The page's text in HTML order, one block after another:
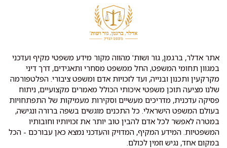
אתר אדלר, ברגמן, גור ושות' מהווה מקור מידע משפטי מקיף ועדכני
במגוון תחומי המשפט, החל ממשפט מסחרי ותאגידים, דרך דיני
מקרקעין ותכנון ובנייה, ועד לזכויות אדם ומשפט ציבורי. הפלטפורמה
שלנו מציעה תוכן משפטי איכותי הכולל מאמרים מקצועיים, ניתוח
פסיקה עדכנית, מדריכים מעשיים וסקירות מעמיקות של התפתחויות
בעולם המשפט הישראלי. כל התכנים מוגשים בשפה ברורה ונגישה,
במטרה לאפשר לכל אדם להבין טוב יותר את זכויותיו וחובותיו
המשפטיות. המידע המקיף, המדויק והעדכני נמצא כאן עבורכם - הכל
במקום אחד, נגיש וזמין לכולם.